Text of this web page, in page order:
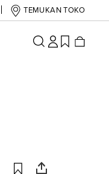
TEMUKAN TOKO